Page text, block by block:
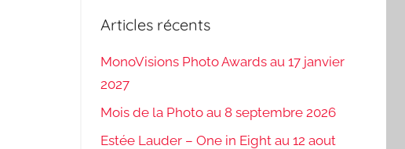
Articles récents
MonoVisions Photo Awards au 17 janvier
2027
Mois de la Photo au 8 septembre 2026
Estée Lauder – One in Eight au 12 aout